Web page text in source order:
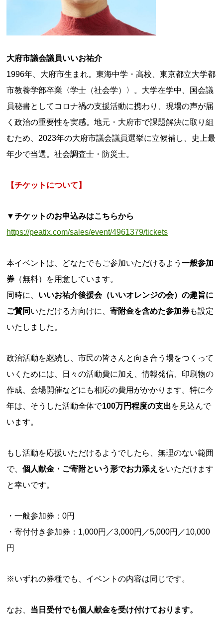
大府市議会議員いいお祐介
1996年、大府市生まれ。東海中学・高校、東京都立大学都
市教養学部卒業〈学士（社会学）〉。大学在学中、国会議
員秘書としてコロナ禍の支援活動に携わり、現場の声が届
く政治の重要性を実感。地元・大府市で課題解決に取り組
むため、2023年の大府市議会議員選挙に立候補し、史上最
年少で当選。社会調査士・防災士。
【チケットについて】
▼チケットのお申込みはこちらから
https://peatix.com/sales/event/4961379/tickets
本イベントは、どなたでもご参加いただけるよう一般参加
券 （無料）を用意しています。
同時に、 いいお祐介後援会（いいオレンジの会）の趣旨に
ご賛同 いただける方向けに、寄附金を含めた参加券も設定
いたしました。
政治活動を継続し、市民の皆さんと向き合う場をつくって
いくためには、日々の活動費に加え、情報発信、印刷物の
作成、会場開催などにも相応の費用がかかります。特に今
年は、そうした活動全体で100万円程度の支出を見込んで
います。
もし活動を応援いただけるようでしたら、無理のない範囲
で、個人献金・ご寄附という形でお力添え をいただけます
と幸いです。
一般参加券：0円
寄付付き参加券：1,000円／3,000円／5,000円／10,000
円
※いずれの券種でも、イベントの内容は同じです。
なお、 当日受付でも個人献金を受け付けております。